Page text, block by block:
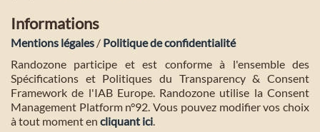
Informations
Mentions légales / Politique de confidentialité
Randozone participe et est conforme à l'ensemble des
Spécifications et Politiques du Transparency & Consent
Framework de l'IAB Europe. Randozone utilise la Consent
Management Platform n°92. Vous pouvez modifier vos choix
à tout moment en cliquant ici.